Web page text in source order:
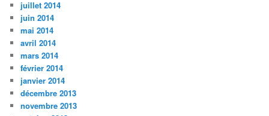
juillet 2014
juin 2014
mai 2014
avril 2014
mars 2014
février 2014
janvier 2014
décembre 2013
novembre 2013